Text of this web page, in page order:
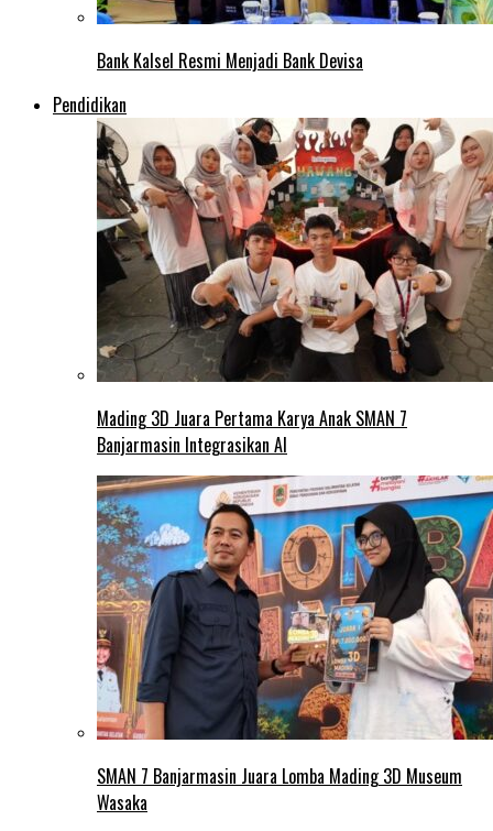
Bank Kalsel Resmi Menjadi Bank Devisa
Pendidikan
Mading 3D Juara Pertama Karya Anak SMAN 7
Banjarmasin Integrasikan AI
SMAN 7 Banjarmasin Juara Lomba Mading 3D Museum
Wasaka